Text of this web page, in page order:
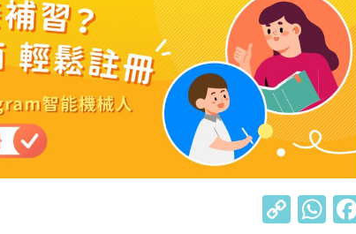
C W